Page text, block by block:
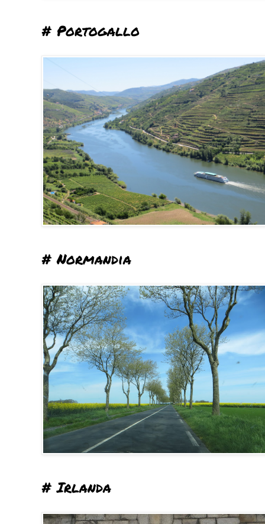
# Portogallo
# Normandia
# Irlanda